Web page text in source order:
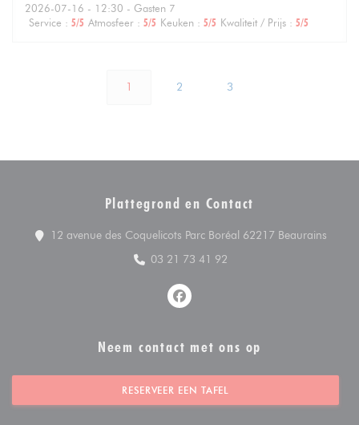
2026-07-16 - 12:30 - Gasten 7
Service : 5/5 Atmosfeer : 5/5 Keuken : 5/5 Kwaliteit / Prijs : 5/5
1 2 3
Plattegrond en Contact
12 avenue des Coquelicots Parc Boréal 62217 Beaurains
03 21 73 41 92
Facebook ((opent in een nieuw
Neem contact met ons op
RESERVEER EEN TAFEL